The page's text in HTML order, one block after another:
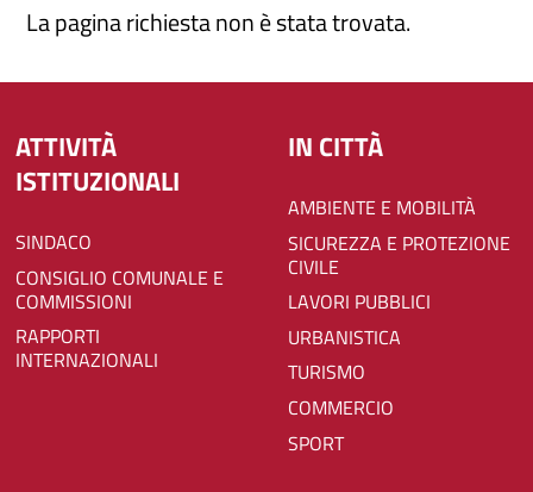
La pagina richiesta non è stata trovata.
ATTIVITÀ
ISTITUZIONALI
SINDACO
CONSIGLIO COMUNALE E
COMMISSIONI
RAPPORTI
INTERNAZIONALI
IN CITTÀ
AMBIENTE E MOBILITÀ
SICUREZZA E PROTEZIONE
CIVILE
LAVORI PUBBLICI
URBANISTICA
TURISMO
COMMERCIO
SPORT